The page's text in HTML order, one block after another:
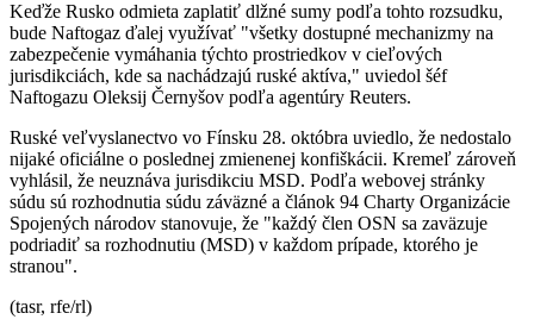
Keďže Rusko odmieta zaplatiť dlžné sumy podľa tohto rozsudku,
bude Naftogaz ďalej využívať "všetky dostupné mechanizmy na
zabezpečenie vymáhania týchto prostriedkov v cieľových
jurisdikciách, kde sa nachádzajú ruské aktíva," uviedol šéf
Naftogazu Oleksij Černyšov podľa agentúry Reuters.
Ruské veľvyslanectvo vo Fínsku 28. októbra uviedlo, že nedostalo
nijaké oficiálne o poslednej zmienenej konfiškácii. Kremeľ zároveň
vyhlásil, že neuznáva jurisdikciu MSD. Podľa webovej stránky
súdu sú rozhodnutia súdu záväzné a článok 94 Charty Organizácie
Spojených národov stanovuje, že "každý člen OSN sa zaväzuje
podriadiť sa rozhodnutiu (MSD) v každom prípade, ktorého je
stranou".
(tasr, rfe/rl)